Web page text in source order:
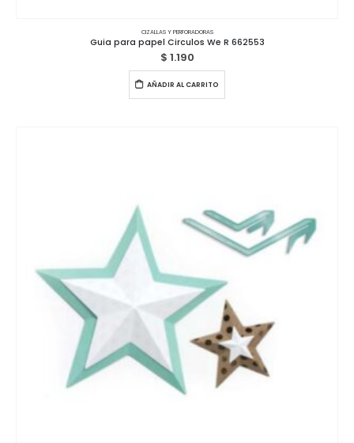
CIZALLAS Y PERFORADORAS
Guia para papel Circulos We R 662553
$ 1.190
AÑADIR AL CARRITO